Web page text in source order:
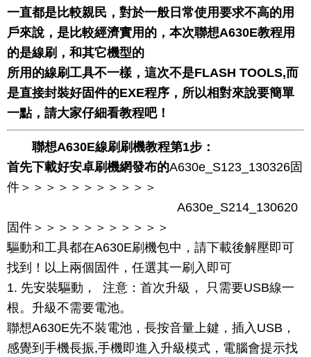
一直都是比較親民，對於一般日常使用要求不高的用
戶來說，是比較經濟實用的，本次聯想A630E教程用
的是線刷，和其它機型的
所用的線刷工具不一樣，這次不是FLASH TOOLS,而
是直接封裝好固件的EXE程序，所以相對來說要簡單
一點，請大家仔細看教程吧！
聯想A630E線刷刷機教程第1步：
首先下載好安卓刷機網發布的A630e_S123_130326固
件＞＞＞＞＞＞＞＞＞＞＞
A630e_S214_130620
固件＞＞＞＞＞＞＞＞＞＞＞
驅動和工具都在A630E刷機包中，請下載後解壓即可
找到！以上兩個固件，任選其一刷入即可
1. 先安裝驅動， 注意：首次升級， 只需要USB線一
根。升級不需要電池。
聯想A630E先不裝電池，長按音量上鍵，插入USB，
感覺到手機長振,手機即進入升級模式，電腦會提示找